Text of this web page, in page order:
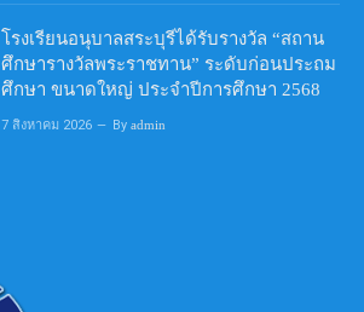
โรงเรียนอนุบาลสระบุรีได้รับรางวัล “สถาน
ศึกษารางวัลพระราชทาน” ระดับก่อนประถม
ศึกษา ขนาดใหญ่ ประจำปีการศึกษา 2568
7 สิงหาคม 2026 By admin